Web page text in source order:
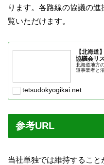
ります。各路線の協議の
覧いただけます。
【北海道
協議会リ
北海道地方
道事業者と
tetsudokyogikai.net
参考URL
当社単独では維持するこ